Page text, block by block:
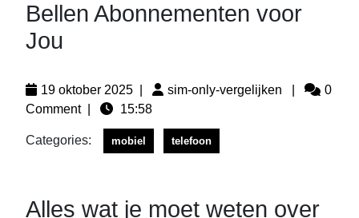
Bellen Abonnementen voor
Jou
19 oktober 2025 sim-only-vergelijken
0
Comment
15:58
Categories: mobiel telefoon
Alles wat je moet weten over